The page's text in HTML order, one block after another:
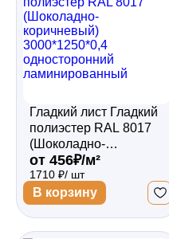
Гладкий лист Гладкий
полиэстер RAL 8017
(Шоколадно-
коричневый)
3000*1250*0,4
односторонний
ламинированный
от 456₽/м²
1710 ₽/ шт
В корзину